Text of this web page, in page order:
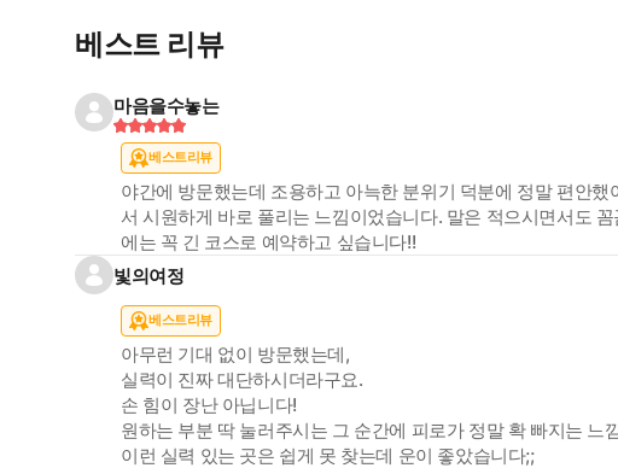
베스트 리뷰
마음을수놓는
베스트리뷰
야간에 방문했는데 조용하고 아늑한 분위기 덕분에 정말 편안
서 시원하게 바로 풀리는 느낌이었습니다. 말은 적으시면서도
에는 꼭 긴 코스로 예약하고 싶습니다!!
빛의여정
베스트리뷰
아무런 기대 없이 방문했는데,
실력이 진짜 대단하시더라구요.
손 힘이 장난 아닙니다!
원하는 부분 딱 눌러주시는 그 순간에 피로가 정말 확 빠지는 느
이런 실력 있는 곳은 쉽게 못 찾는데 운이 좋았습니다;;